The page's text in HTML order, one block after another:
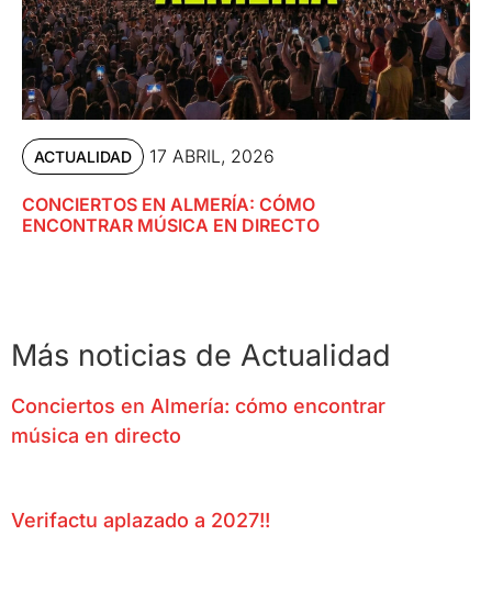
ACTUALIDAD 17 ABRIL, 2026
CONCIERTOS EN ALMERÍA: CÓMO
ENCONTRAR MÚSICA EN DIRECTO
Más noticias de Actualidad
Conciertos en Almería: cómo encontrar
música en directo
Verifactu aplazado a 2027!!